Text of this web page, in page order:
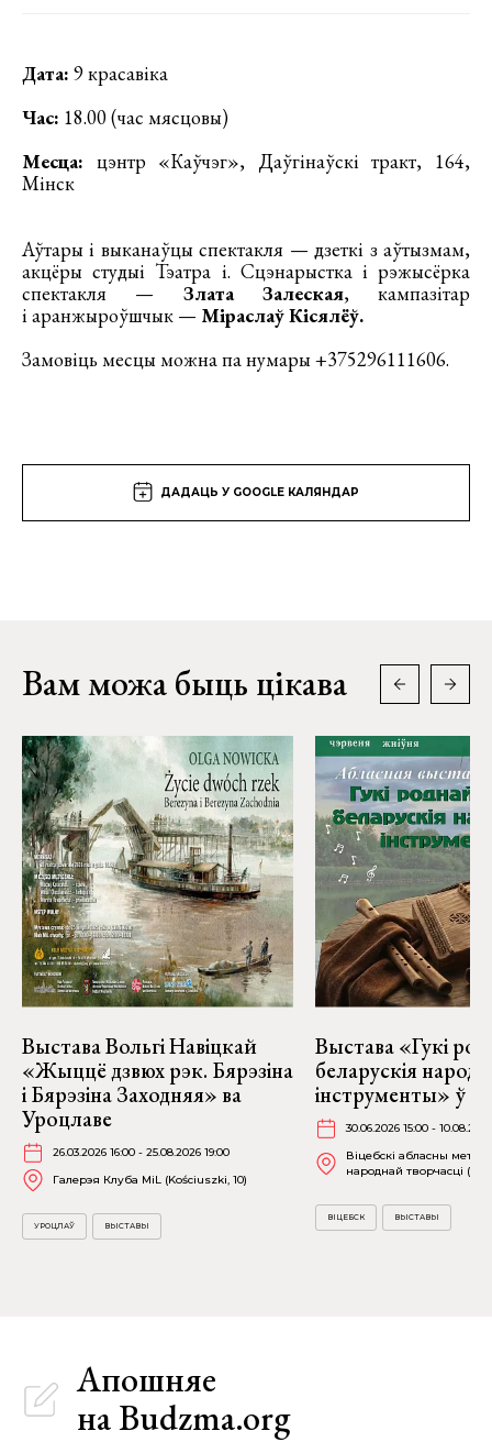
Дата: 9 красавіка
Час: 18.00 (час мясцовы)
Месца: цэнтр «Каўчэг», Даўгінаўскі тракт, 164,
Мінск
Аўтары і выканаўцы спектакля — дзеткі з аўтызмам,
акцёры студыі Тэатра i. Сцэнарыстка і рэжысёрка
спектакля — Злата Залеская, кампазітар
і аранжыроўшчык — Міраслаў Кісялёў.
Замовіць месцы можна па нумары +375296111606.
ДАДАЦЬ У GOOGLE КАЛЯНДАР
Вам можа быць цікава
Выстава Вольгі Навіцкай
«Жыццё дзвюх рэк. Бярэзіна
і Бярэзіна Заходняя» ва
Уроцлаве
26.03.2026 16:00 - 25.08.2026 19:00
Галерэя Клуба MiL (Kościuszki, 10)
УРОЦЛАЎ ВЫСТАВЫ
Выстава «Гукі
беларускія
інструменты» ў
30.06.2026 15:00 -
Віцебскі абласны
народнай творчасці
ВІЦЕБСК ВЫСТАВЫ
Апошняе
на Budzma.org